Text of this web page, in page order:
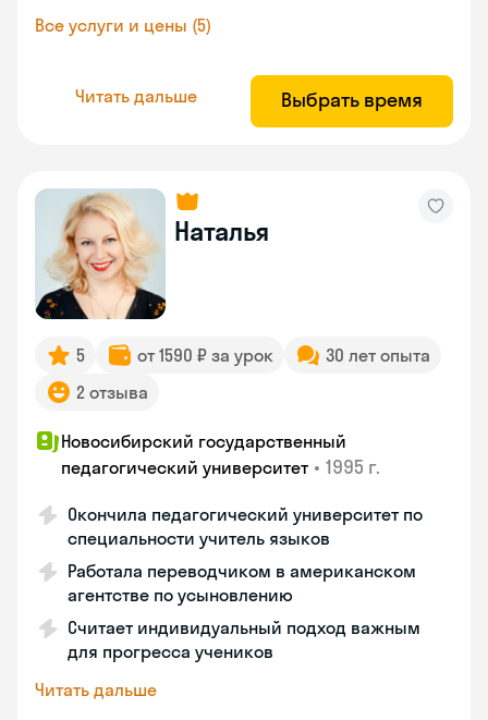
Все услуги и цены (5)
Читать дальше Выбрать время
Наталья
5 от 1590 ₽ за урок
30 лет опыта
2 отзыва
Новосибирский государственный
педагогический университет • 1995 г.
Окончила педагогический университет по
специальности учитель языков
Работала переводчиком в американском
агентстве по усыновлению
Считает индивидуальный подход важным
для прогресса учеников
Читать дальше